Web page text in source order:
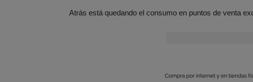
Atrás está quedando el consumo en puntos de venta